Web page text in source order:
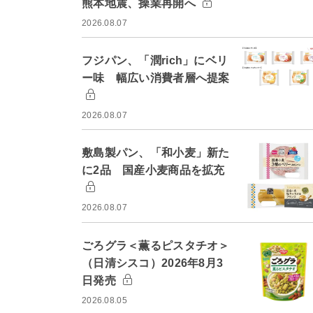
熊本地震、操業再開へ
2026.08.07
フジパン、「潤rich」にベリ
ー味 幅広い消費者層へ提案
2026.08.07
敷島製パン、「和小麦」新た
に2品 国産小麦商品を拡充
2026.08.07
ごろグラ＜薫るピスタチオ＞
（日清シスコ）2026年8月3
日発売
2026.08.05